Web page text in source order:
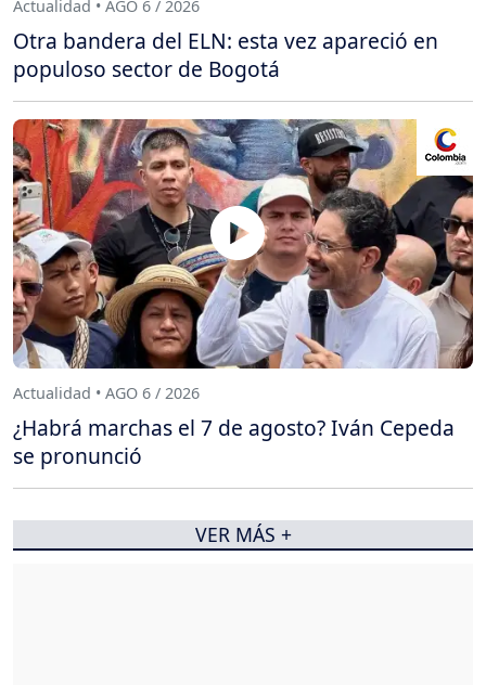
Actualidad • AGO 6 / 2026
Otra bandera del ELN: esta vez apareció en
populoso sector de Bogotá
Actualidad • AGO 6 / 2026
¿Habrá marchas el 7 de agosto? Iván Cepeda
se pronunció
VER MÁS +